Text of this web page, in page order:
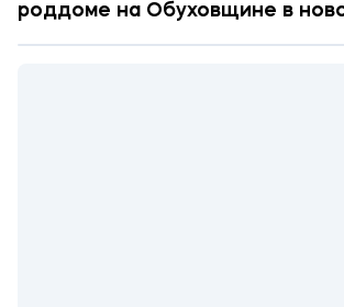
роддоме на Обуховщине в